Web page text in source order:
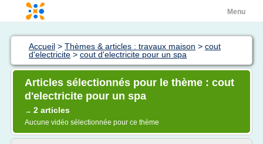
Menu
Accueil > Thèmes & articles : travaux maison > cout
d'electricite > cout d'electricite pour un spa
Articles sélectionnés pour le thème : cout
d'electricite pour un spa
→ 2 articles
Aucune vidéo sélectionnée pour ce thème